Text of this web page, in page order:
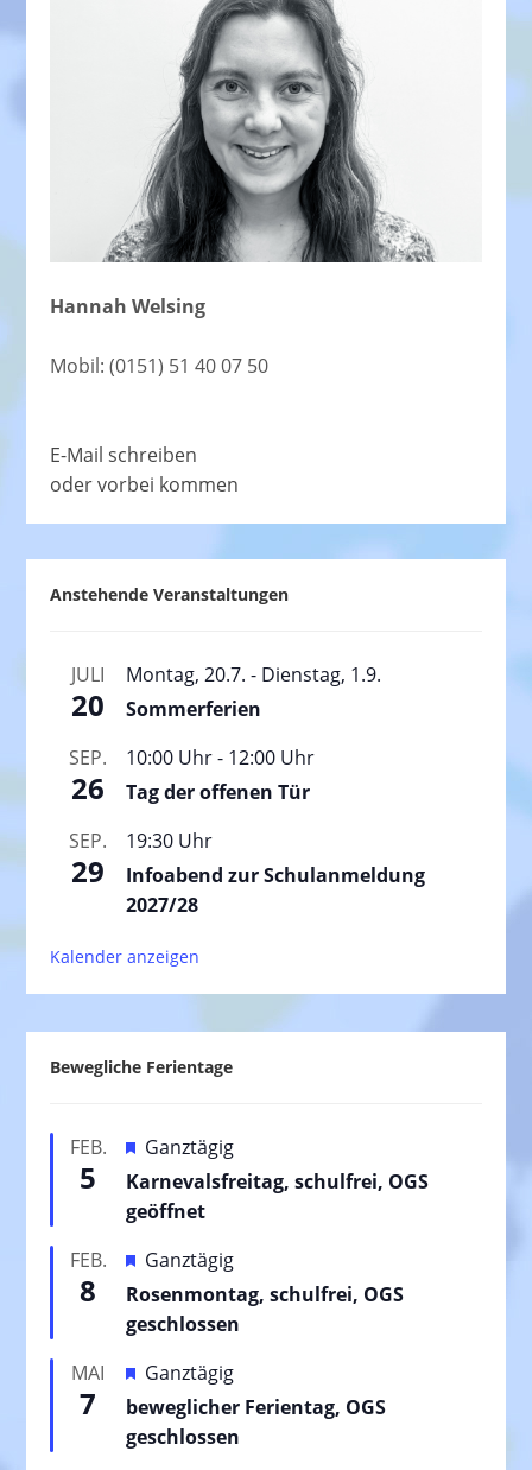
Hannah Welsing
Mobil: (0151) 51 40 07 50
E-Mail schreiben
oder vorbei kommen
Anstehende Veranstaltungen
JULI
20
Montag, 20.7. - Dienstag, 1.9.
Sommerferien
SEP.
26
10:00 Uhr- 12:00 Uhr
Tag der offenen Tür
SEP.
29
19:30 Uhr
Infoabend zur Schulanmeldung
2027/28
Kalender anzeigen
Bewegliche Ferientage
FEB.
5
H
e
r
o
r
g
h
o
b
Ganztägig
Karnevalsfreitag, schulfrei, OGS
geöffnet
FEB.
8
H
e
r
o
r
g
Ganztägig
Rosenmontag, schulfrei, OGS
geschlossen
MAI
7
H
e
r
Ganztägig
beweglicher Ferientag, OGS
geschlossen